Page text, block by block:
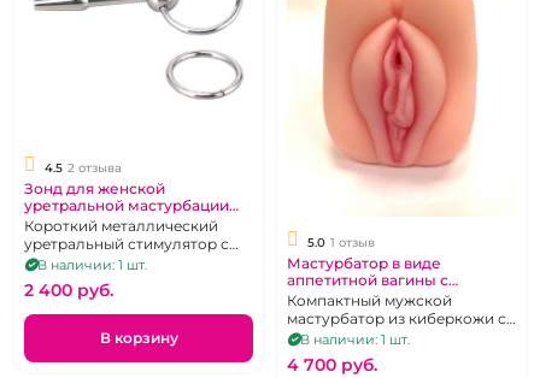
4.5 2 отзыва
Зонд для женской
уретральной мастурбации
"Notabu" металлический
короткий с кольцом
Короткий металлический
уретральный стимулятор с
кольцом
В наличии: 1 шт.
2 400 pуб.
В корзину
5.0 1 отзыв
Мастурбатор в виде
аппетитной вагины с
вибрацией
Компактный мужской
мастурбатор из киберкожи с
вибрацией в виде вагины и
ануса.
В наличии: 1 шт.
4 700 pуб.